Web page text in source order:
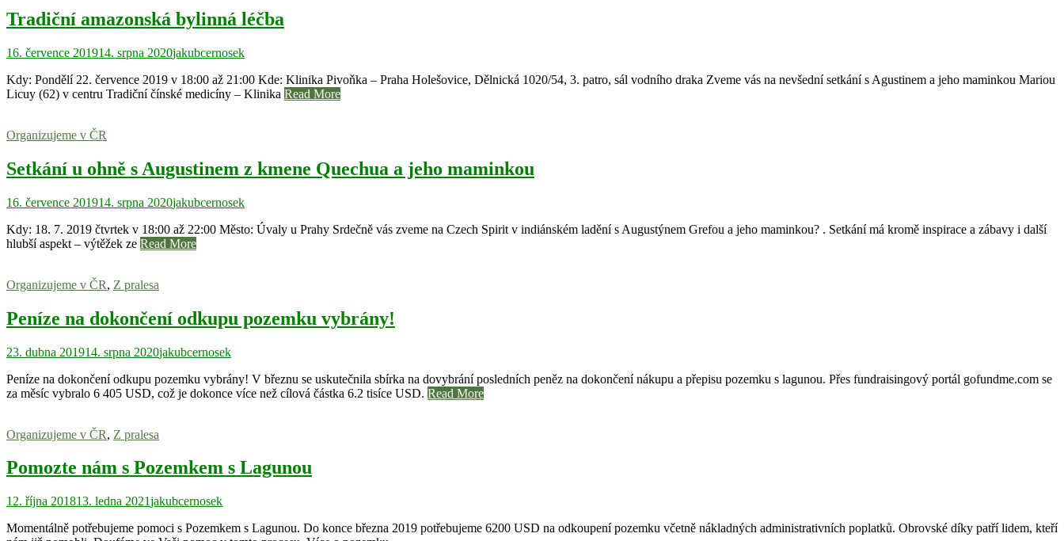
Tradiční amazonská bylinná léčba
16. července 201914. srpna 2020jakubcernosek
Kdy: Pondělí 22. července 2019 v 18:00 až 21:00 Kde: Klinika Pivoňka – Praha Holešovice, Dělnická 1020/54, 3. patro, sál vodního draka Zveme vás na nevšední setkání s Agustinem a jeho maminkou Mariou
Licuy (62) v centru Tradiční čínské medicíny – Klinika Read More
Organizujeme v ČR
Setkání u ohně s Augustinem z kmene Quechua a jeho maminkou
16. července 201914. srpna 2020jakubcernosek
Kdy: 18. 7. 2019 čtvrtek v 18:00 až 22:00 Město: Úvaly u Prahy Srdečně vás zveme na Czech Spirit v indiánském ladění s Augustýnem Grefou a jeho maminkou? . Setkání má kromě inspirace a zábavy i další
hlubší aspekt – výtěžek ze Read More
Organizujeme v ČR, Z pralesa
Peníze na dokončení odkupu pozemku vybrány!
23. dubna 201914. srpna 2020jakubcernosek
Peníze na dokončení odkupu pozemku vybrány! V březnu se uskutečnila sbírka na dovybrání posledních peněz na dokončení nákupu a přepisu pozemku s lagunou. Přes fundraisingový portál gofundme.com se
za měsíc vybralo 6 405 USD, což je dokonce více než cílová částka 6.2 tisíce USD. Read More
Organizujeme v ČR, Z pralesa
Pomozte nám s Pozemkem s Lagunou
12. října 201813. ledna 2021jakubcernosek
Momentálně potřebujeme pomoci s Pozemkem s Lagunou. Do konce března 2019 potřebujeme 6200 USD na odkoupení pozemku včetně nákladných administrativních poplatků. Obrovské díky patří lidem, kteří